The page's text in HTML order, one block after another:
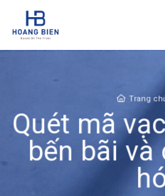
content
Trang
Quét mã
bến bãi và